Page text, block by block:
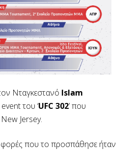
Νταγκεστανό Islam
του ‘UFC 302’ που
Jersey.
που το προσπάθησε ήταν